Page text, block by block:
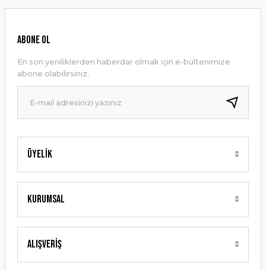
Ürün resmi kalitesiz, bozuk veya görüntülenemiyor.
Ürün bilgilerinde hatalar bulunuyor.
Ürün fiyatı diğer sitelerden daha pahalı.
Bu ürüne benzer farklı alternatifler olmalı.
Gönder
Üyelik
Kurumsal
Alışveriş
ABONE OL
En son yeniliklerden haberdar olmak için e-bültenimize
abone olabilirsiniz.